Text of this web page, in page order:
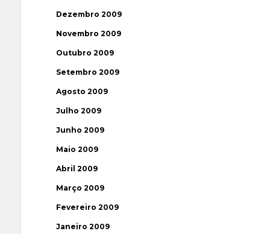
Dezembro 2009
Novembro 2009
Outubro 2009
Setembro 2009
Agosto 2009
Julho 2009
Junho 2009
Maio 2009
Abril 2009
Março 2009
Fevereiro 2009
Janeiro 2009